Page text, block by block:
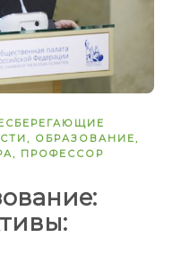
, ОБРАЗОВАНИЕ,
, ПРОФЕССОР